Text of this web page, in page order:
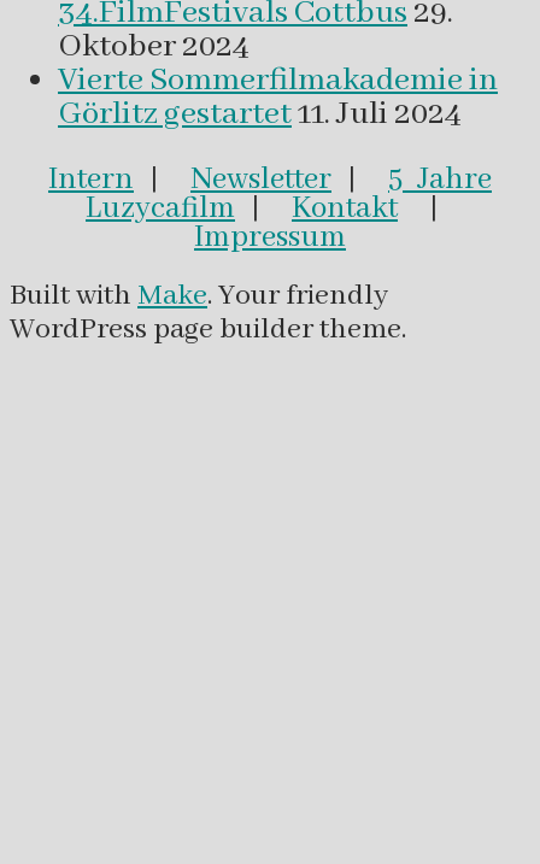
34.FilmFestivals Cottbus 29.
Oktober 2024
Vierte Sommerfilmakademie in
Görlitz gestartet11. Juli 2024
Intern Newsletter 5 Jahre
Luzycafilm Kontakt|
Impressum
Built with Make. Your friendly
WordPress page builder theme.